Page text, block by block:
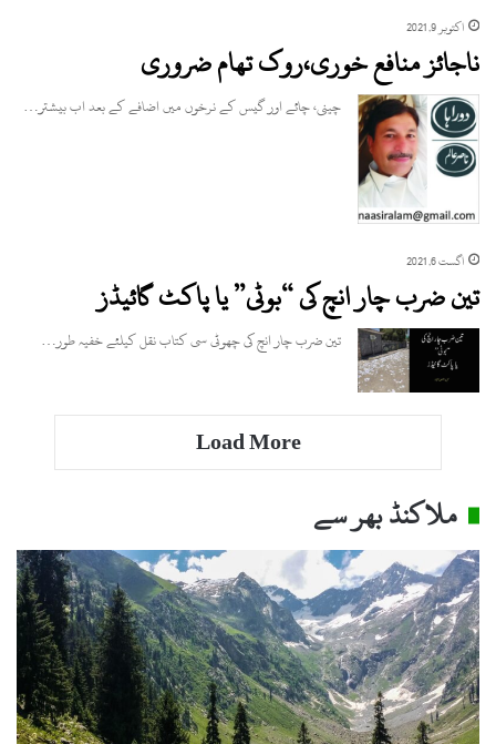
اکتوبر 9, 2021
ناجائز منافع خوری،روک تھام ضروری
چینی، چائے اور گیس کے نرخوں میں اضافے کے بعد اب بیشتر…
اگست 6, 2021
تین ضرب چار انچ کی “بوٹی” یا پاکٹ گائیڈز
تین ضرب چار انچ کی چھوٹی سی کتاب نقل کیلئے خفیہ طور…
Load More
ملاکنڈ بھر سے